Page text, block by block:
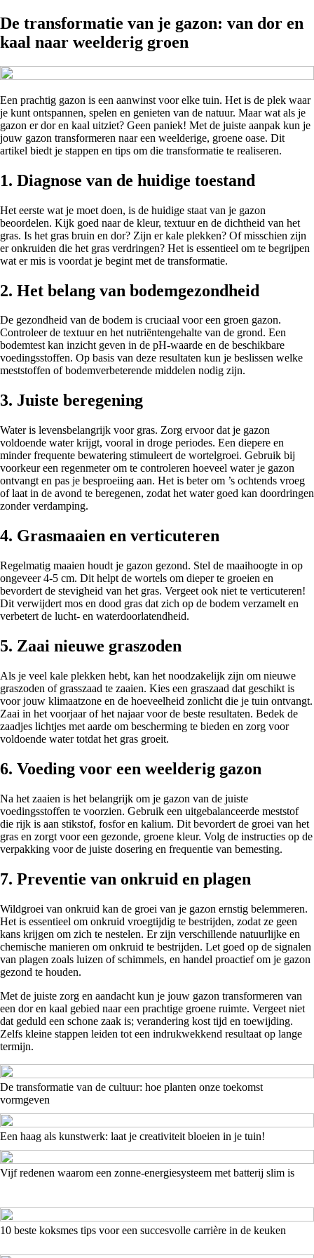
De transformatie van je gazon: van dor en
kaal naar weelderig groen
Een prachtig gazon is een aanwinst voor elke tuin. Het is de plek waar
je kunt ontspannen, spelen en genieten van de natuur. Maar wat als je
gazon er dor en kaal uitziet? Geen paniek! Met de juiste aanpak kun je
jouw gazon transformeren naar een weelderige, groene oase. Dit
artikel biedt je stappen en tips om die transformatie te realiseren.
1. Diagnose van de huidige toestand
Het eerste wat je moet doen, is de huidige staat van je gazon
beoordelen. Kijk goed naar de kleur, textuur en de dichtheid van het
gras. Is het gras bruin en dor? Zijn er kale plekken? Of misschien zijn
er onkruiden die het gras verdringen? Het is essentieel om te begrijpen
wat er mis is voordat je begint met de transformatie.
2. Het belang van bodemgezondheid
De gezondheid van de bodem is cruciaal voor een groen gazon.
Controleer de textuur en het nutriëntengehalte van de grond. Een
bodemtest kan inzicht geven in de pH-waarde en de beschikbare
voedingsstoffen. Op basis van deze resultaten kun je beslissen welke
meststoffen of bodemverbeterende middelen nodig zijn.
3. Juiste beregening
Water is levensbelangrijk voor gras. Zorg ervoor dat je gazon
voldoende water krijgt, vooral in droge periodes. Een diepere en
minder frequente bewatering stimuleert de wortelgroei. Gebruik bij
voorkeur een regenmeter om te controleren hoeveel water je gazon
ontvangt en pas je besproeiing aan. Het is beter om ’s ochtends vroeg
of laat in de avond te beregenen, zodat het water goed kan doordringen
zonder verdamping.
4. Grasmaaien en verticuteren
Regelmatig maaien houdt je gazon gezond. Stel de maaihoogte in op
ongeveer 4-5 cm. Dit helpt de wortels om dieper te groeien en
bevordert de stevigheid van het gras. Vergeet ook niet te verticuteren!
Dit verwijdert mos en dood gras dat zich op de bodem verzamelt en
verbetert de lucht- en waterdoorlatendheid.
5. Zaai nieuwe graszoden
Als je veel kale plekken hebt, kan het noodzakelijk zijn om nieuwe
graszoden of grasszaad te zaaien. Kies een graszaad dat geschikt is
voor jouw klimaatzone en de hoeveelheid zonlicht die je tuin ontvangt.
Zaai in het voorjaar of het najaar voor de beste resultaten. Bedek de
zaadjes lichtjes met aarde om bescherming te bieden en zorg voor
voldoende water totdat het gras groeit.
6. Voeding voor een weelderig gazon
Na het zaaien is het belangrijk om je gazon van de juiste
voedingsstoffen te voorzien. Gebruik een uitgebalanceerde meststof
die rijk is aan stikstof, fosfor en kalium. Dit bevordert de groei van het
gras en zorgt voor een gezonde, groene kleur. Volg de instructies op de
verpakking voor de juiste dosering en frequentie van bemesting.
7. Preventie van onkruid en plagen
Wildgroei van onkruid kan de groei van je gazon ernstig belemmeren.
Het is essentieel om onkruid vroegtijdig te bestrijden, zodat ze geen
kans krijgen om zich te nestelen. Er zijn verschillende natuurlijke en
chemische manieren om onkruid te bestrijden. Let goed op de signalen
van plagen zoals luizen of schimmels, en handel proactief om je gazon
gezond te houden.
Met de juiste zorg en aandacht kun je jouw gazon transformeren van
een dor en kaal gebied naar een prachtige groene ruimte. Vergeet niet
dat geduld een schone zaak is; verandering kost tijd en toewijding.
Zelfs kleine stappen leiden tot een indrukwekkend resultaat op lange
termijn.
De transformatie van de cultuur: hoe planten onze toekomst
vormgeven
Een haag als kunstwerk: laat je creativiteit bloeien in je tuin!
Vijf redenen waarom een zonne-energiesysteem met batterij slim is
10 beste koksmes tips voor een succesvolle carrière in de keuken